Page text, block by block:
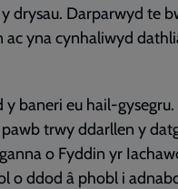
drysau. Darparwyd te
ac yna cynhaliwyd
baneri eu hail-gysegru.
trwy ddarllen y
o Fyddin yr
o ddod â phobl i